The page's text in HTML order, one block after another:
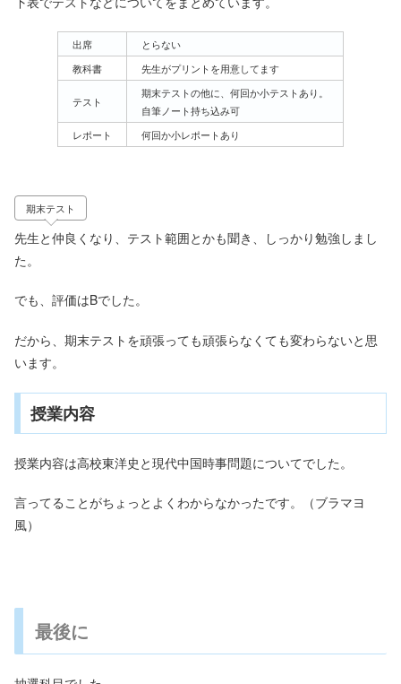
出席
とらない
教科書
先生がプリントを用意してます
テスト
期末テストの他に、何回か小テストあり。
自筆ノート持ち込み可
レポート
何回か小レポートあり
期末テスト
先生と仲良くなり、テスト範囲とかも聞き、しっかり勉強しまし
た。
でも、評価はBでした。
だから、期末テストを頑張っても頑張らなくても変わらないと思
います。
授業内容
授業内容は高校東洋史と現代中国時事問題についてでした。
言ってることがちょっとよくわからなかったです。（ブラマヨ
風）
最後に